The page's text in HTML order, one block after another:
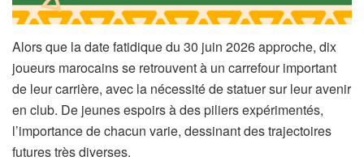
Alors que la date fatidique du 30 juin 2026 approche, dix
joueurs marocains se retrouvent à un carrefour important
de leur carrière, avec la nécessité de statuer sur leur avenir
en club. De jeunes espoirs à des piliers expérimentés,
l’importance de chacun varie, dessinant des trajectoires
futures très diverses.